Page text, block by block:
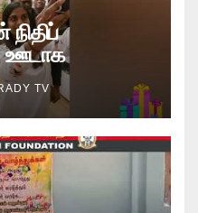
ஊடாக
வீடியோ
TV